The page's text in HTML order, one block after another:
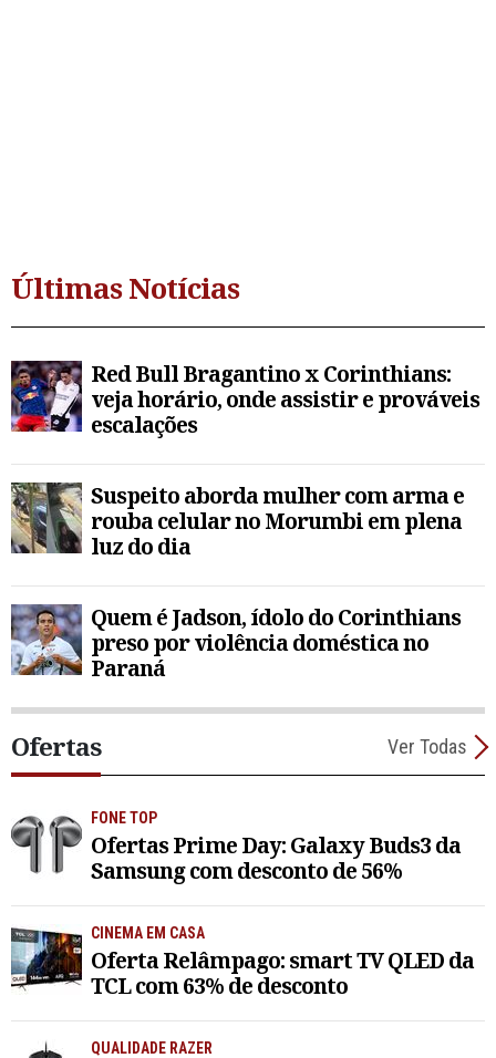
Últimas Notícias
Red Bull Bragantino x Corinthians:
veja horário, onde assistir e prováveis
escalações
Suspeito aborda mulher com arma e
rouba celular no Morumbi em plena
luz do dia
Quem é Jadson, ídolo do Corinthians
preso por violência doméstica no
Paraná
Ofertas Ver Todas
FONE TOP
Ofertas Prime Day: Galaxy Buds3 da
Samsung com desconto de 56%
CINEMA EM CASA
Oferta Relâmpago: smart TV QLED da
TCL com 63% de desconto
QUALIDADE RAZER